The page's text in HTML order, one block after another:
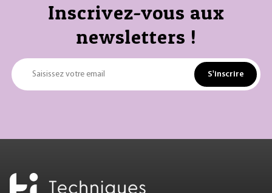
Inscrivez-vous aux
newsletters !
Saisissez votre email S'inscrire